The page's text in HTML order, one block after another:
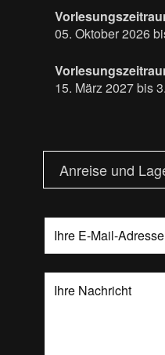
05. Oktober 2026
15. März 2027 bis
Anreise und